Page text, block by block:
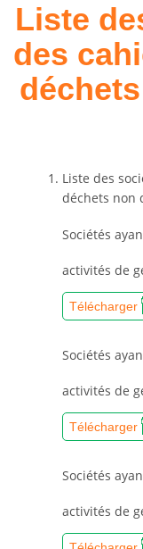
Liste
des
Liste des
déchets non
Sociétés
activités de
Télécharger
Sociétés
activités de
Télécharger
Sociétés
activités de